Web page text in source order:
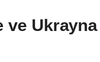
ve Ukrayna